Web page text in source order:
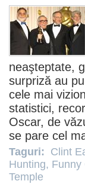
neaşteptate,
surpriză au
cele mai
statistici,
Oscar, de
se pare cel
Taguri: Clint
Hunting, Funny
Temple